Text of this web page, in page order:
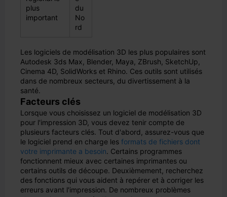
plus
important
du
No
rd
Les logiciels de modélisation 3D les plus populaires sont
Autodesk 3ds Max, Blender, Maya, ZBrush, SketchUp,
Cinema 4D, SolidWorks et Rhino. Ces outils sont utilisés
dans de nombreux secteurs, du divertissement à la
santé.
Facteurs clés
Lorsque vous choisissez un logiciel de modélisation 3D
pour l'impression 3D, vous devez tenir compte de
plusieurs facteurs clés. Tout d'abord, assurez-vous que
le logiciel prend en charge les formats de fichiers dont
votre imprimante a besoin. Certains programmes
fonctionnent mieux avec certaines imprimantes ou
certains outils de découpe. Deuxièmement, recherchez
des fonctions qui vous aident à repérer et à corriger les
erreurs avant l'impression. De nombreux problèmes